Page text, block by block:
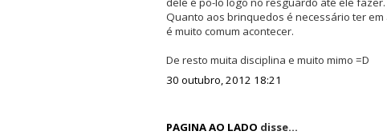
Quanto aos brinquedos é necessário ter
é muito comum acontecer.
De resto muita disciplina e muito mimo =D
30 outubro, 2012 18:21
PAGINA AO LADO disse...